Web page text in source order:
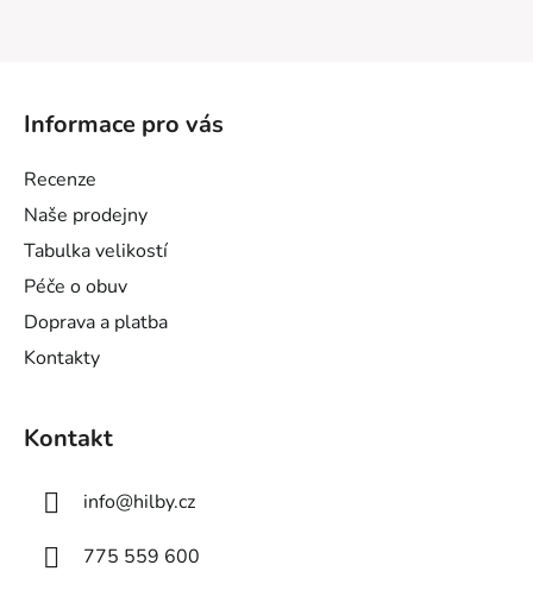
Informace pro vás
Recenze
Naše prodejny
Tabulka velikostí
Péče o obuv
Doprava a platba
Kontakty
Kontakt
info@hilby.cz
775 559 600